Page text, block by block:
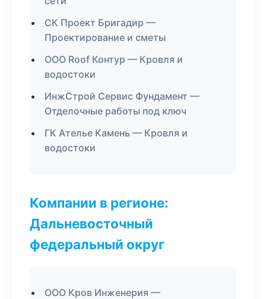
СК Проект Бригадир —
Проектирование и сметы
ООО Roof Контур — Кровля и
водостоки
ИнжСтрой Сервис Фундамент —
Отделочные работы под ключ
ГК Ателье Камень — Кровля и
водостоки
Компании в регионе:
Дальневосточный
федеральный округ
ООО Кров Инженерия —